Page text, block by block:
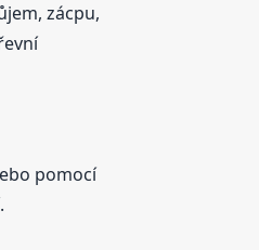
zácpu,
pomocí